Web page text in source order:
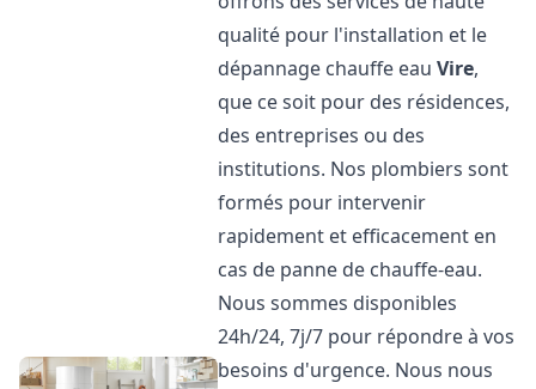
qualité pour l'installation et le
dépannage chauffe eauVire,
que ce soit pour des résidences,
des entreprises ou des
institutions. Nos plombiers sont
formés pour intervenir
rapidement et efficacement en
cas de panne de chauffe-eau.
Nous sommes disponibles
24h/24, 7j/7 pour répondre à vos
besoins d'urgence. Nous nous